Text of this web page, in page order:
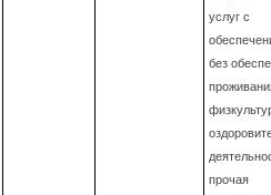
услуг с
без
прочая